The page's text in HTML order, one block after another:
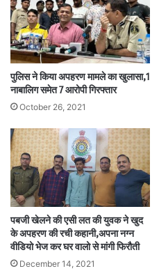
पुलिस ने किया अपहरण मामले का खुलासा,1
नाबालिग समेत 7 आरोपी गिरफ्तार
October 26, 2021
पबजी खेलने की एसी लत की युवक ने खुद
के अपहरण की रची कहानी,अपना नग्न
वीडियो भेज कर घर वालो से मांगी फिरौती
December 14, 2021